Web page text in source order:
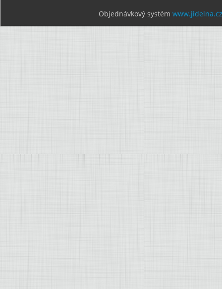
Objednávkový systém www.jidelna.cz